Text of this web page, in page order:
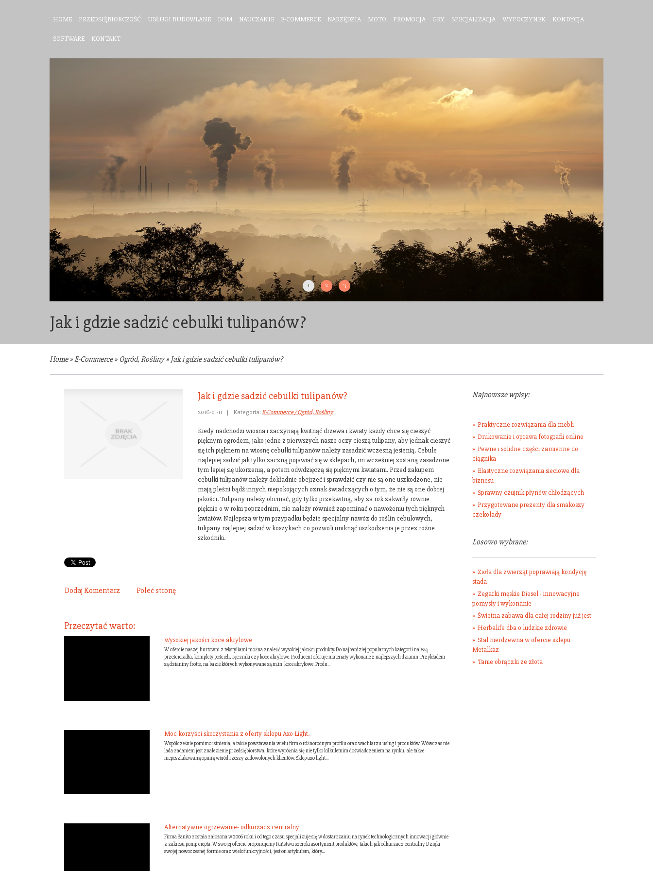
HOME PRZEDSIĘBIORCZOŚĆ USŁUGI BUDOWLANE DOM NAUCZANIE E-COMMERCE NARZĘDZIA MOTO PROMOCJA GRY SPECJALIZACJA WYPOCZYNEK KONDYCJA
SOFTWARE KONTAKT
1 2 3
Jak i gdzie sadzić cebulki tulipanów?
Home»E-Commerce» Ogród, Rośliny» Jak i gdzie sadzić cebulki tulipanów?
Jak i gdzie sadzić cebulki tulipanów?
2016-01-11 | Kategoria:E-Commerce / Ogród, Rośliny
Kiedy nadchodzi wiosna i zaczynają kwitnąć drzewa i kwiaty każdy chce się cieszyć
pięknym ogrodem, jako jedne z pierwszych nasze oczy cieszą tulipany, aby jednak cieszyć
się ich pięknem na wiosnę cebulki tulipanów należy zasadzić wczesną jesienią. Cebule
najlepiej sadzić jak tylko zaczną pojawiać się w sklepach, im wcześniej zostaną zasadzone
tym lepiej się ukorzenią, a potem odwdzięczą się pięknymi kwiatami. Przed zakupem
cebulki tulipanów należy dokładnie obejrzeć i sprawdzić czy nie są one uszkodzone, nie
mają pleśni bądź innych niepokojących oznak świadczących o tym, że nie są one dobrej
jakości. Tulipany należy obcinać, gdy tylko przekwitną, aby za rok zakwitły równie
pięknie o w roku poprzednim, nie należy również zapominać o nawożeniu tych pięknych
kwiatów. Najlepsza w tym przypadku będzie specjalny nawóz do roślin cebulowych,
tulipany najlepiej sadzić w koszykach co pozwoli uniknąć uszkodzenia je przez różne
szkodniki.
Dodaj Komentarz Poleć stronę
Przeczytać warto:
Wysokiej jakości koce akrylowe
W ofercie naszej hurtowni z tekstyliami można znaleźć wysokiej jakości produkty. Do najbardziej popularnych kategorii należą
prześcieradła, komplety pościeli, ręczniki czy koce akrylowe. Producent oferuje materiały wykonane z najlepszych dzianin. Przykładem
są dzianiny frotte, na bazie których wykonywane są m.in. koce akrylowe. Produ...
Moc korzyści skorzystania z oferty sklepu Axo Light.
Współcześnie pomimo istnienia, a także powstawania wielu firm o różnorodnym profilu oraz wachlarzu usług i produktów. Wówczas nie
lada zadaniem jest znalezienie przedsiębiorstwa, które wyróżnia się nie tylko kilkuletnim doświadczeniem na rynku, ale także
nieposzlakowaną opinią wśród rzeszy zadowolonych klientów. Sklep axo light...
Alternatywne ogrzewanie- odkurzacz centralny
Firma Sanito została założona w 2006 roku i od tego czasu specjalizuje się w dostarczaniu na rynek technologicznych innowacji głównie
z zakresu pomp ciepła. W swojej ofercie proponujemy Państwu szeroki asortyment produktów, takich jak odkurzacz centralny. Dzięki
swojej nowoczesnej formie oraz wielofunkcyjności, jest on artykułem, który...
Najnowsze wpisy:
Praktyczne rozwiązania dla mebli
Drukowanie i oprawa fotografii online
Pewne i solidne części zamienne do
ciągnika
Elastyczne rozwiązania sieciowe dla
biznesu
Sprawny czujnik płynów chłodzących
Przygotowane prezenty dla smakoszy
czekolady
Losowo wybrane:
Zioła dla zwierząt poprawiają kondycję
stada
Zegarki męskie Diesel - innowacyjne
pomysły i wykonanie
Świetna zabawa dla całej rodziny już jest
Herbalife dba o ludzkie zdrowie
Stal nierdzewna w ofercie sklepu
Metalkaz
Tanie obrączki ze złota